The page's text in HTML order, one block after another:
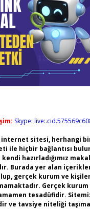
Skype:
internet sitesi, herhangi
ile hiçbir bağlantısı
hazırladığımız
Burada yer alan
gerçek kurum ve
Gerçek
tesadüfidir.
ve tavsiye niteliği